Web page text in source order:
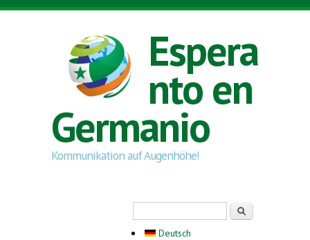
Skip to main content
Espera
nto en
Germanio
Kommunikation auf Augenhöhe!
Deutsch